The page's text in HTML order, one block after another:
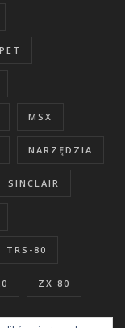
MSX
NARZĘDZIA
SINCLAIR
TRS-80
ZX 80